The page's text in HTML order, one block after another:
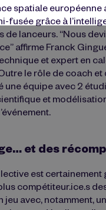
spatiale européenne
fusée grâce à
de lanceurs. “Nous
affirme Franck
et expert en
le rôle de coach et
une équipe avec 2
et
et des
est certainement
compétiteur.ice.s
jeu avec, notamment,